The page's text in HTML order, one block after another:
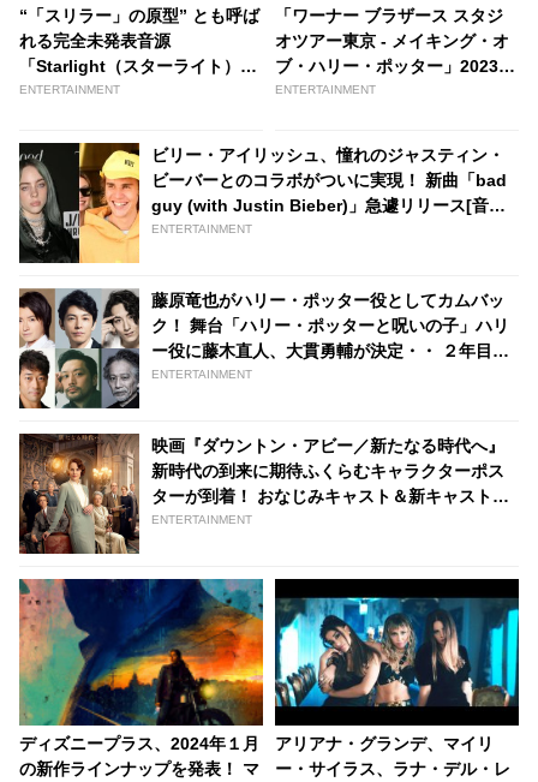
“「スリラー」の原型” とも呼ば
れる完全未発表音源
「Starlight（スターライト）」
が、 11/18リリースのマイケ
周年記念エクスパンデッド・エ
ディション＞」に収録決定 -
tvgroove
ENTERTAINMENT
「ワーナー ブラザース スタジ
オツアー東京 - メイキング・オ
ブ・ハリー・ポッター」2023年
夏、開業決定！ としまえん跡地
ENTERTAINMENT
ビリー・アイリッシュ、憧れのジャスティン・
ビーバーとのコラボがついに実現！ 新曲「bad
guy (with Justin Bieber)」急遽リリース[音源
あり] | tvgroove
ENTERTAINMENT
藤原竜也がハリー・ポッター役としてカムバッ
ク！ 舞台「ハリー・ポッターと呪いの子」ハリ
ー役に藤木直人、大貫勇輔が決定・・ ２年目の
新キャスト７名が一挙発表 - tvgroove
ENTERTAINMENT
映画『ダウントン・アビー／新たなる時代へ』
新時代の到来に期待ふくらむキャラクターポス
ターが到着！ おなじみキャスト＆新キャストが
勢ぞろい - tvgroove
ENTERTAINMENT
ディズニープラス、2024年１月
の新作ラインナップを発表！ マ
アリアナ・グランデ、マイリ
ー・サイラス、ラナ・デル・レ